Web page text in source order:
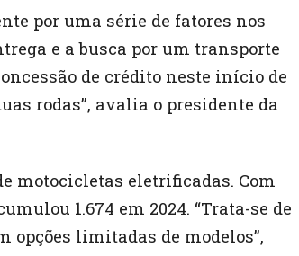
por uma série de fatores nos
e a busca por um transporte
de crédito neste início de
rodas”, avalia o presidente da
motocicletas eletrificadas. Com
1.674 em 2024. “Trata-se de
opções limitadas de modelos”,